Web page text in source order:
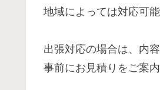
地域によっては対応可
出張対応の場合は、内
事前にお見積りをご案